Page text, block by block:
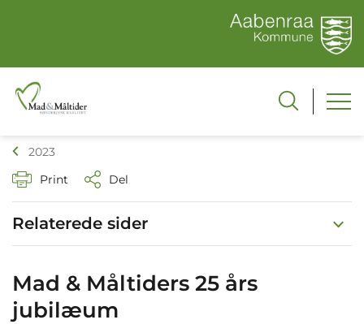
2023
Print
Del
Relaterede sider
Mad & Måltiders 25 års
jubilæum